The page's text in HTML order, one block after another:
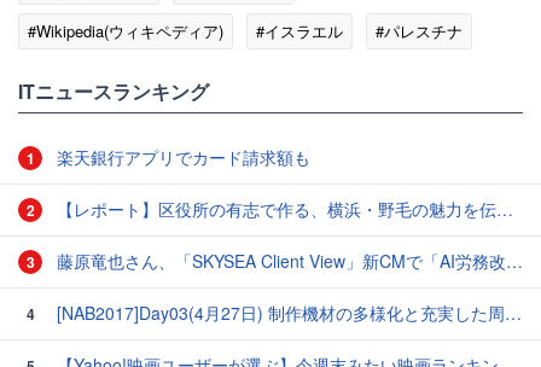
#Wikipedia(ウィキペディア)
#イスラエル
#パレスチナ
ITニュースランキング
1 楽天銀行アプリでカード請求額も
2 【レポート】区役所の有志で作る、横浜・野毛の魅力を伝えるCM
3 藤原竜也さん、「SKYSEA Client View」新CMで「AI労務改善」をアピール 働き方をAIが分析したら「すぐに休んで」と言われる？
4 [NAB2017]Day03(4月27日) 制作機材の多様化と充実した周辺機器群